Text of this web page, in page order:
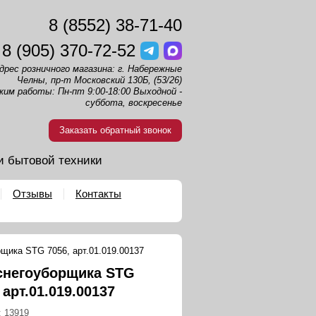
8 (8552) 38-71-40
8 (905) 370-72-52
розничного магазина: г. Набережные
Челны, пр-т Московский 130Б, (53/26)
работы: Пн-пт 9:00-18:00 Выходной -
суббота, воскресенье
Заказать обратный звонок
бытовой техники
Отзывы Контакты
STG 7056, арт.01.019.00137
STG
13919